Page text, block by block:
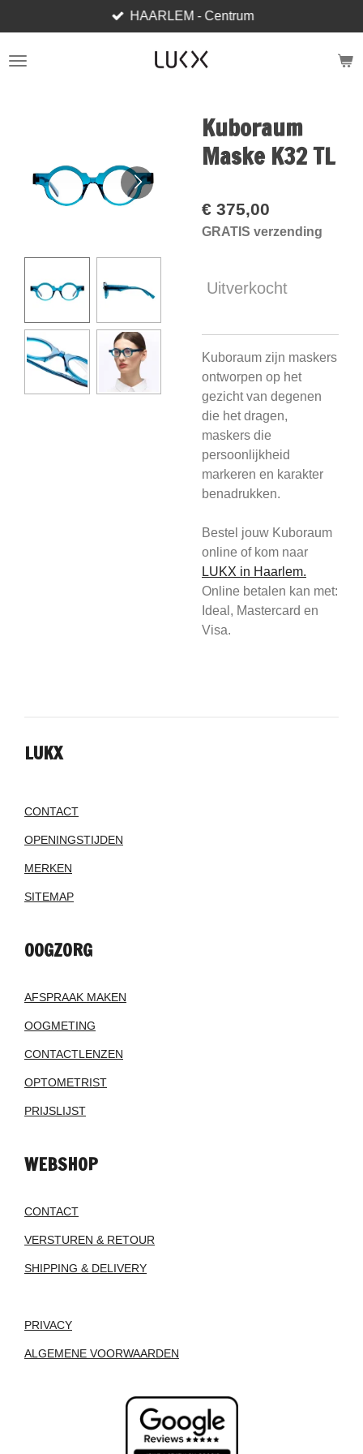
direct
naar
HAARLEM - Centrum
Kuboraum
Maske K32 TL
€ 375,00
GRATIS verzending
Uitverkocht
Kuboraum zijn maskers
ontworpen op het
gezicht van degenen
die het dragen,
maskers die
persoonlijkheid
markeren en karakter
benadrukken.
Bestel jouw Kuboraum
online of kom naar
LUKX in Haarlem.
Online betalen kan met:
Ideal, Mastercard en
Visa.
LUKX
CONTACT
OPENINGSTIJDEN
MERKEN
SITEMAP
OOGZORG
AFSPRAAK MAKEN
OOGMETING
CONTACTLENZEN
OPTOMETRIST
PRIJSLIJST
WEBSHOP
CONTACT
VERSTUREN & RETOUR
SHIPPING & DELIVERY
PRIVACY
ALGEMENE VOORWAARDEN